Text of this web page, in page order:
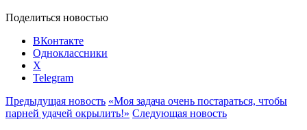
Поделиться новостью
ВКонтакте
Одноклассники
X
Telegram
Предыдущая новость «Моя задача очень постараться, чтобы
парней удачей окрылить!» Следующая новость